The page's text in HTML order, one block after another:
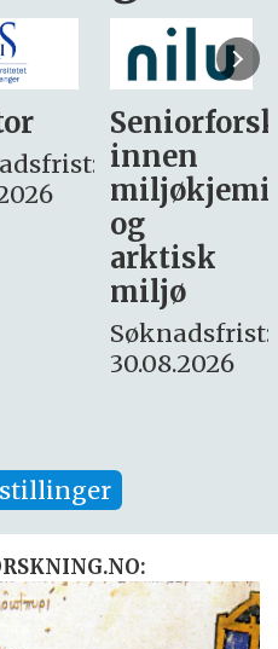
søker
– fast
Søknadsfrist:
16. august.